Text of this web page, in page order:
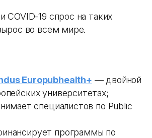
COVID-19 спрос на таких
во всем мире.
Europubhealth+ — двойной
университетах;
специалистов по Public
программы по